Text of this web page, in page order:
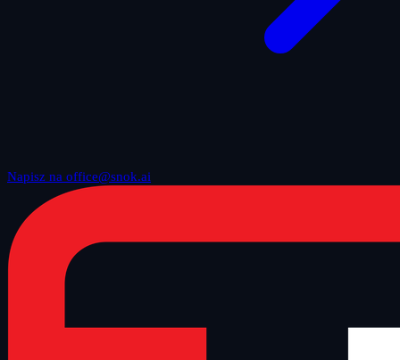
Napisz na office@snok.ai